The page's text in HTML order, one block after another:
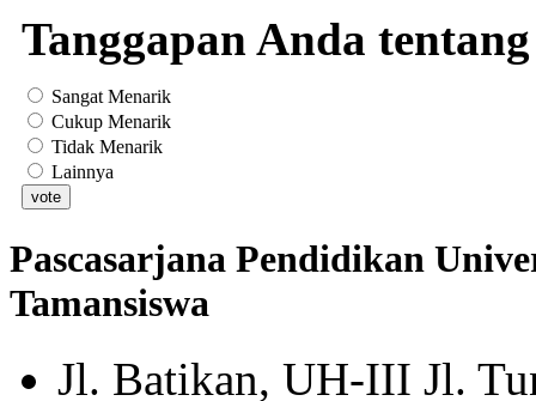
Tanggapan Anda
Sangat Menarik
Cukup Menarik
Tidak Menarik
Lainnya
Pascasarjana Pendidikan
Tamansiswa
Jl. Batikan, UH-III Jl.